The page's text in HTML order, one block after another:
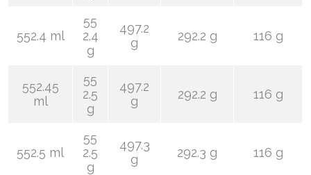
552.4 ml
55
2.4
g
497.2
g
292.2 g 116 g
552.45
ml
55
2.5
g
497.2
g
292.2 g 116 g
552.5 ml
55
2.5
g
497.3
g
292.3 g 116 g